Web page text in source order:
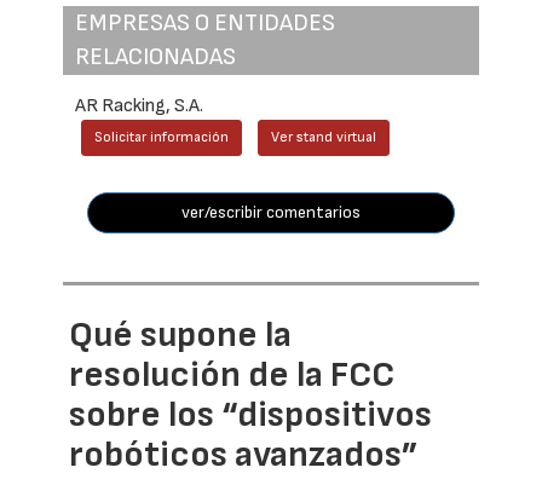
EMPRESAS O ENTIDADES
RELACIONADAS
AR Racking, S.A.
Solicitar información Ver stand virtual
ver/escribir comentarios
Qué supone la
resolución de la FCC
sobre los “dispositivos
robóticos avanzados”